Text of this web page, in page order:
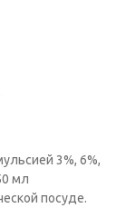
3%, 6%,
мл
посуде.